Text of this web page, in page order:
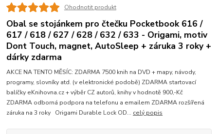
Ohodnotit produkt
Obal se stojánkem pro čtečku Pocketbook 616 /
617 / 618 / 627 / 628 / 632 / 633 - Origami, motiv
Dont Touch, magnet, AutoSleep + záruka 3 roky +
dárky zdarma
AKCE NA TENTO MĚSÍC: ZDARMA 7500 knih na DVD + mapy, návody,
programy, slovníky atd. (v elektronické podobě) ZDARMA startovací
balíčky eKnihovna.cz + výběr CZ autorů, knihy v hodnotě 900,-Kč
ZDARMA odborná podpora na telefonu a emailem ZDARMA rozšířená
záruka na 3 roky Origami Durable Lock OD... celý popis